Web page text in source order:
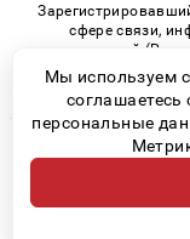
сфере связи,
коммуникаций
№
© 2026
Мы используем
персональные